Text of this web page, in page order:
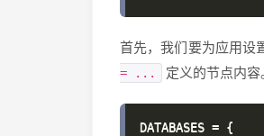
首先，我们要为应用设
= ...
定义的节点内容
DATABASES = {